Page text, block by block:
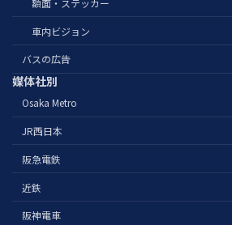
車内ビジョン
バスの広告
媒体社別
Osaka Metro
JR西日本
阪急電鉄
近鉄
阪神電車